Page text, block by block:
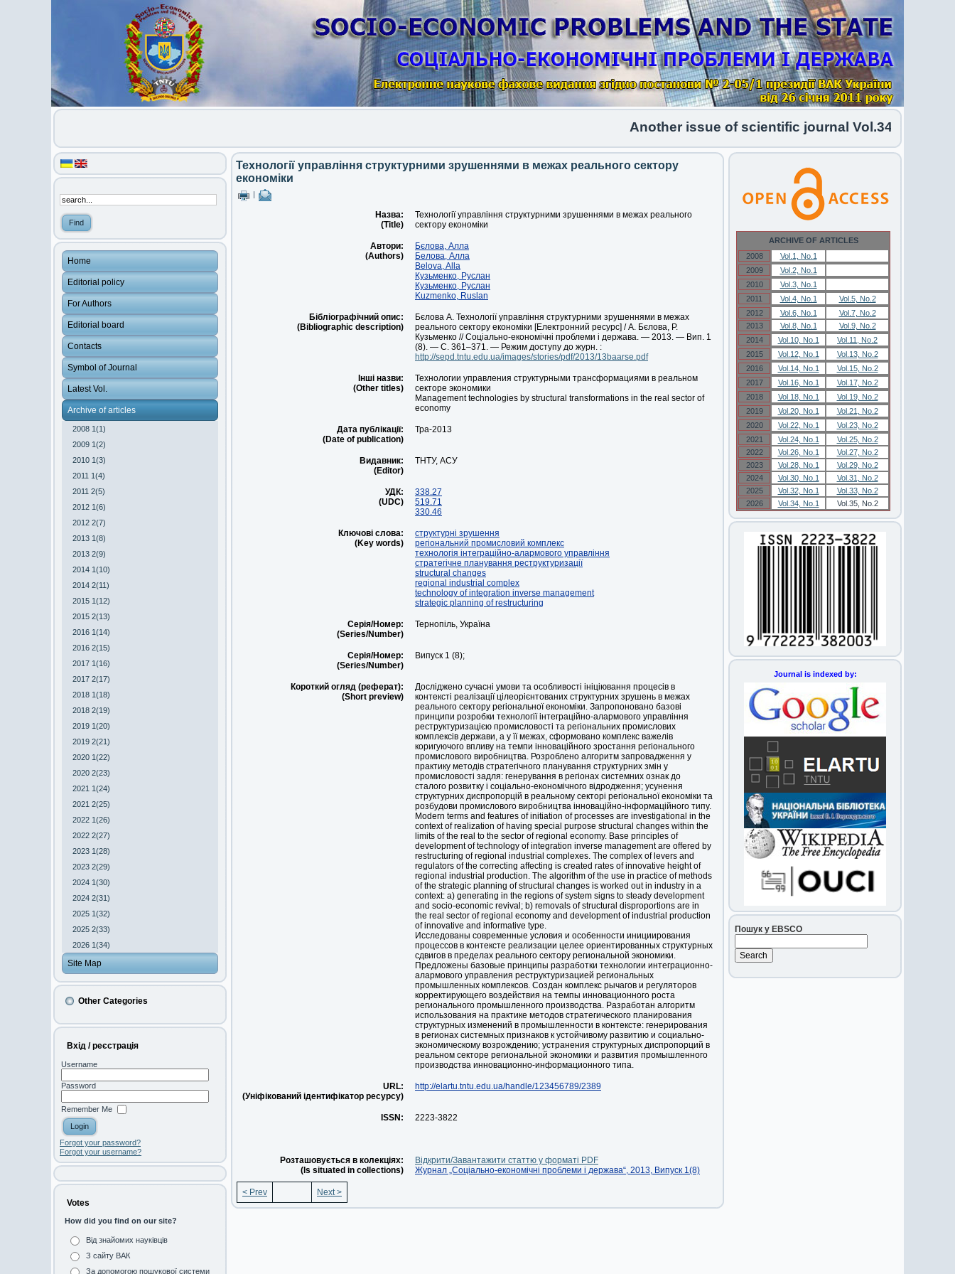
Another issue of scientific journal Vol.34 No.1 2026
Home
Editorial policy
For Authors
Editorial board
Contacts
Symbol of Journal
Latest Vol.
Archive of articles
2008 1(1)
2009 1(2)
2010 1(3)
2011 1(4)
2011 2(5)
2012 1(6)
2012 2(7)
2013 1(8)
2013 2(9)
2014 1(10)
2014 2(11)
2015 1(12)
2015 2(13)
2016 1(14)
2016 2(15)
2017 1(16)
2017 2(17)
2018 1(18)
2018 2(19)
2019 1(20)
2019 2(21)
2020 1(22)
2020 2(23)
2021 1(24)
2021 2(25)
2022 1(26)
2022 2(27)
2023 1(28)
2023 2(29)
2024 1(30)
2024 2(31)
2025 1(32)
2025 2(33)
2026 1(34)
Site Map
Other Categories
Вхід / реєстрація
Username
Password
Remember Me
Forgot your password?
Forgot your username?
Votes
How did you find on our site?
Від знайомих науківців
З сайту ВАК
За допомогою пошукової системи
Технології управління структурними зрушеннями в межах реального сектору
економіки
Назва:
(Title)
Технології управління структурними зрушеннями в межах реального
сектору економіки
Автори:
(Authors)
Бєлова, Алла
Белова, Алла
Belova, Alla
Кузьменко, Руслан
Кузьменко, Руслан
Kuzmenko, Ruslan
Бібліографічний опис:
(Bibliographic description)
Бєлова А. Технології управління структурними зрушеннями в межах
реального сектору економіки [Електронний ресурс] / А. Бєлова, Р.
Кузьменко // Соціально-економічні проблеми і держава. — 2013. — Вип. 1
(8). — С. 361–371. — Режим доступу до журн. :
http://sepd.tntu.edu.ua/images/stories/pdf/2013/13baarse.pdf
Інші назви:
(Other titles)
Технологии управления структурными трансформациями в реальном
секторе экономики
Management technologies by structural transformations in the real sector of
economy
Дата публікації:
(Date of publication)
Тра-2013
Видавник:
(Editor)
ТНТУ, АСУ
УДК:
(UDC)
338.27
519.71
330.46
Ключові слова:
(Key words)
структурні зрушення
регіональний промисловий комплекс
технологія інтеграційно-алармового управління
стратегічне планування реструктуризації
structural changes
regional industrial complex
technology of integration inverse management
strategic planning of restructuring
Серія/Номер:
(Series/Number)
Тернопіль, Україна
Серія/Номер:
(Series/Number)
Випуск 1 (8);
Короткий огляд (реферат):
(Short preview)
Досліджено сучасні умови та особливості ініціювання процесів в
контексті реалізації цілеорієнтованих структурних зрушень в межах
реального сектору регіональної економіки. Запропоновано базові
принципи розробки технології інтеграційно-алармового управління
реструктуризацією промисловості та регіональних промислових
комплексів держави, а у її межах, сформовано комплекс важелів
коригуючого впливу на темпи інноваційного зростання регіонального
промислового виробництва. Розроблено алгоритм запровадження у
практику методів стратегічного планування структурних змін у
промисловості задля: генерування в регіонах системних ознак до
сталого розвитку і соціально-економічного відродження; усунення
структурних диспропорцій в реальному секторі регіональної економіки та
розбудови промислового виробництва інноваційно-інформаційного типу.
Modern terms and features of initiation of processes are investigational in the
context of realization of having special purpose structural changes within the
limits of the real to the sector of regional economy. Base principles of
development of technology of integration inverse management are offered by
restructuring of regional industrial complexes. The complex of levers and
regulators of the correcting affecting is created rates of innovative height of
regional industrial production. The algorithm of the use in practice of methods
of the strategic planning of structural changes is worked out in industry in a
context: a) generating in the regions of system signs to steady development
and socio-economic revival; b) removals of structural disproportions are in
the real sector of regional economy and development of industrial production
of innovative and informative type.
Исследованы современные условия и особенности инициирования
процессов в контексте реализации целее ориентированных структурных
сдвигов в пределах реального сектору региональной экономики.
Предложены базовые принципы разработки технологии интеграционно-
алармового управления реструктуризацией региональных
промышленных комплексов. Создан комплекс рычагов и регуляторов
корректирующего воздействия на темпы инновационного роста
регионального промышленного производства. Разработан алгоритм
использования на практике методов стратегического планирования
структурных изменений в промышленности в контексте: генерирования
в регионах системных признаков к устойчивому развитию и социально-
экономическому возрождению; устранения структурных диспропорций в
реальном секторе региональной экономики и развития промышленного
производства инновационно-информационного типа.
URL:
(Уніфікований ідентифікатор ресурсу)
http://elartu.tntu.edu.ua/handle/123456789/2389
ISSN: 2223-3822
Розташовується в колекціях:
(Is situated in collections)
Відкрити/Завантажити статтю у форматі PDF
Журнал „Соціально-економічні проблеми і держава“, 2013, Випуск 1(8)
< Prev Next >
ARCHIVE OF ARTICLES
2008
Vol.1, No.1
2009
Vol.2, No.1
2010
Vol.3, No.1
2011
Vol.4, No.1
Vol.5, No.2
2012
Vol.6, No.1
Vol.7, No.2
2013
Vol.8, No.1
Vol.9, No.2
2014
Vol.10, No.1
Vol.11, No.2
2015
Vol.12, No.1
Vol.13, No.2
2016
Vol.14, No.1
Vol.15, No.2
2017
Vol.16, No.1
Vol.17, No.2
2018
Vol.18, No.1
Vol.19, No.2
2019
Vol.20, No.1
Vol.21, No.2
2020
Vol.22, No.1
Vol.23, No.2
2021
Vol.24, No.1
Vol.25, No.2
2022
Vol.26, No.1
Vol.27, No.2
2023
Vol.28, No.1
Vol.29, No.2
2024
Vol.30, No.1
Vol.31, No.2
2025
Vol.32, No.1
Vol.33, No.2
2026
Vol.34, No.1 Vol.35, No.2
Journal is indexed by:
Пошук у EBSCO